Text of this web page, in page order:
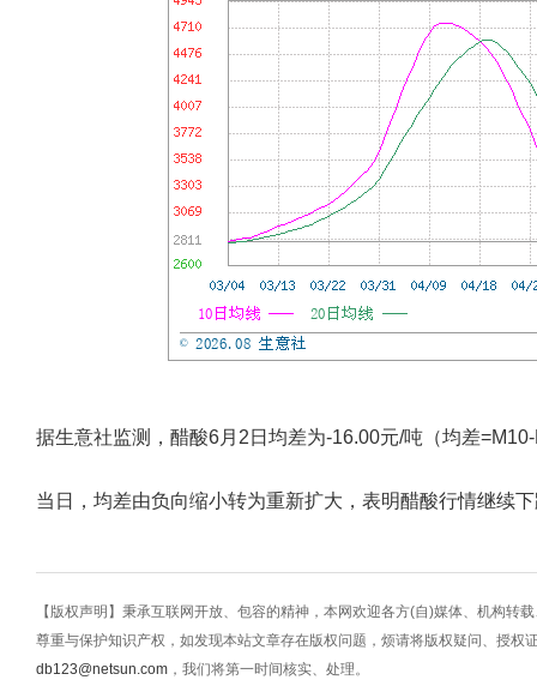
据生意社监测，醋酸6月2日均差为-16.00元/吨（均差
当日，均差由负向缩小转为重新扩大，表明醋酸行情继续
【版权声明】秉承互联网开放、包容的精神，本网欢迎各方(自)媒体、机构转
尊重与保护知识产权，如发现本站文章存在版权问题，烦请将版权疑问、授权
db123@netsun.com ，我们将第一时间核实、处理。